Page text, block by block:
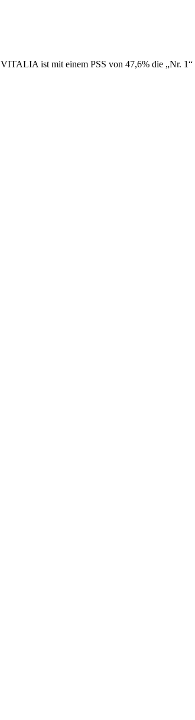
ist mit einem PSS von 47,6% die „Nr. 1“